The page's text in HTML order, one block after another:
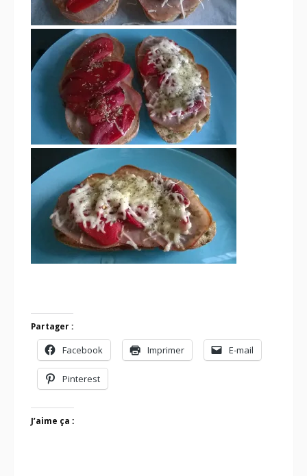
Partager :
Facebook Imprimer E-mail
Pinterest
J’aime ça :